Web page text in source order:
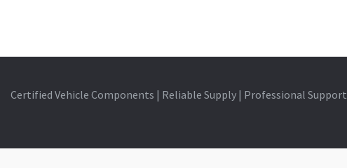
Certified Vehicle Components | Reliable Supply | Professional Support